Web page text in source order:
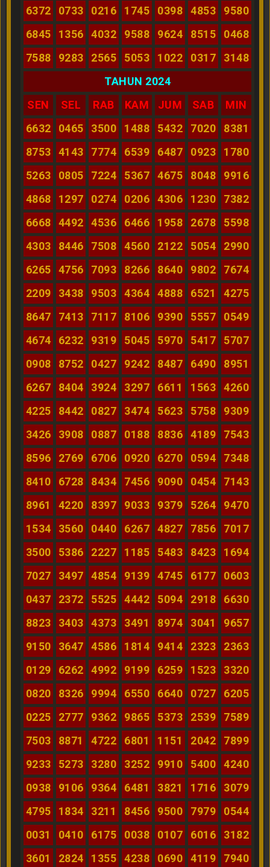
6372 0733 0216 1745 0398 4853
9580
6845
1356 4032 9588 9624 8515
0468
7588
9283 2565 5053 1022 0317
3148
TAHUN 2024
SEN
SEL RAB KAM JUM SAB
MIN
6632
0465 3500 1488 5432 7020
8381
8753
4143 7774 6539 6487 0923
1780
5263
0805 7224 5367 4675 8048
9916
4868
1297 0274 0206 4306 1230
7382
6668
4492 4536 6466 1958 2678
5598
4303
8446 7508 4560 2122 5054
2990
6265
4756 7093 8266 8640 9802
7674
2209
3438 9503 4364 4888 6521
4275
8647
7413 7117 8106 9390 5557
0549
4674
6232 9319 5045 5970 5417
5707
0908
8752 0427 9242 8487 6490
8951
6267
8404 3924 3297 6611 1563
4260
4225
8442 0827 3474 5623 5758
9309
3426
3908 0887 0188 8836 4189
7543
8596
2769 6706 0920 6270 0594
7348
8410
6728 8434 7456 9090 0454
7143
8961
4220 8397 9033 9379 5264
9470
1534
3560 0440 6267 4827 7856
7017
3500
5386 2227 1185 5483 8423
1694
7027
3497 4854 9139 4745 6177
0603
0437
2372 5525 4442 5094 2918
6630
8823
3403 4373 3491 8974 3041
9657
9150
3647 4586 1814 9414 2323
2363
0129
6262 4992 9199 6259 1523
3320
0820
8326 9994 6550 6640 0727
6205
0225
2777 9362 9865 5373 2539
7589
7503
8871 4722 6801 1151 2042
7899
9233
5273 3280 3252 9910 5400
4240
0938
9106 9364 6481 3821 1716
3079
4795
1834 3211 8456 9500 7979
0544
0031
0410 6175 0038 0107 6016
3182
3601
2824 1355 4238 0690 4119
7940